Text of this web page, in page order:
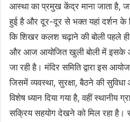
आस्था का प्रमुख केंद्र माना जाता है,
हुई है और दूर-दूर से भक्त यहां दर्शन के
कि शिखर कलश चढ़ाने की बोली पहले
और आज आयोजित खुली बोली में इसके
जा रही है। मंदिर समिति द्वारा इस
जिसमें व्यवस्था, सुरक्षा, बैठने की
विशेष ध्यान दिया गया है, वहीं
सक्रिय सहयोग देखने को मिल रहा